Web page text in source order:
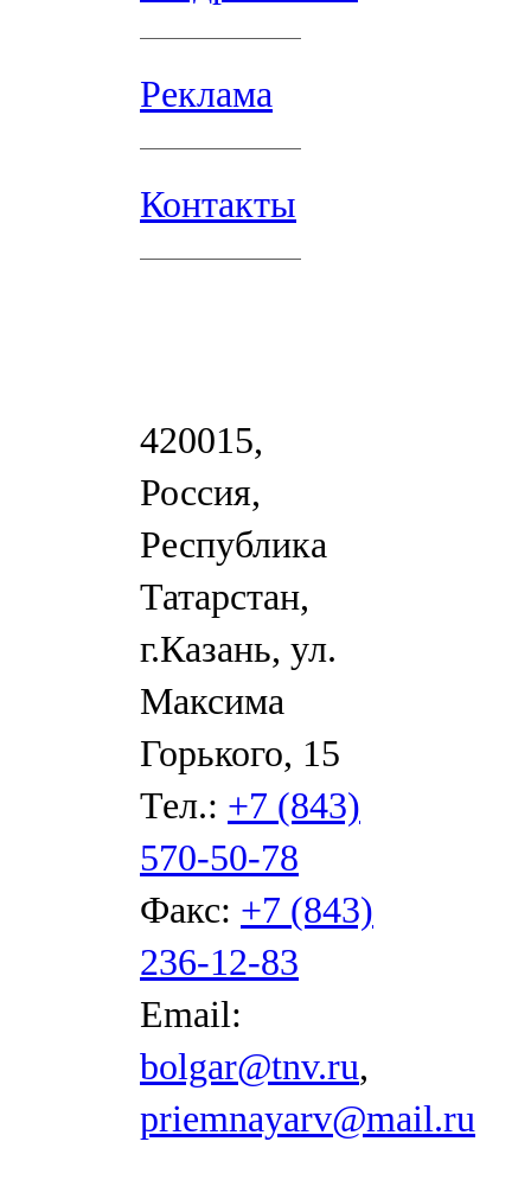
Реклама
Контакты
420015,
Россия,
Республика
Татарстан,
г.Казань, ул.
Максима
Горького, 15
Тел.: +7 (843)
570-50-78
Факс: +7 (843)
236-12-83
Email:
bolgar@tnv.ru,
priemnayarv@mail.ru